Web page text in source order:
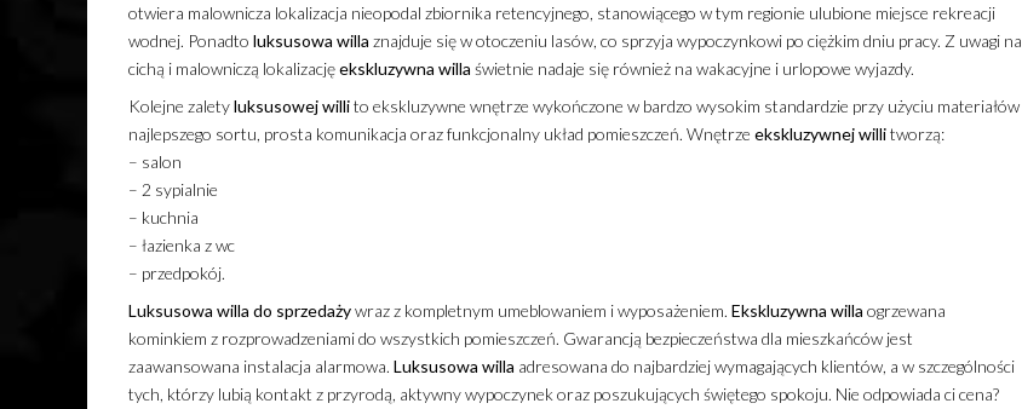
otwiera malownicza lokalizacja nieopodal zbiornika retencyjnego, stanowiącego w tym regionie ulubione miejsce rekreacji
wodnej. Ponadto luksusowa willa znajduje się w otoczeniu lasów, co sprzyja wypoczynkowi po ciężkim dniu pracy. Z uwagi na
cichą i malowniczą lokalizacjęekskluzywna willa świetnie nadaje się również na wakacyjne i urlopowe wyjazdy.
Kolejne zaletyluksusowej willito ekskluzywne wnętrze wykończone w bardzo wysokim standardzie przy użyciu materiałów
najlepszego sortu, prosta komunikacja oraz funkcjonalny układ pomieszczeń. Wnętrze ekskluzywnej willitworzą:
– salon
– 2 sypialnie
– kuchnia
– łazienka z wc
– przedpokój.
Luksusowa willa do sprzedażywraz z kompletnym umeblowaniem i wyposażeniem. Ekskluzywna willa ogrzewana
kominkiem z rozprowadzeniami do wszystkich pomieszczeń. Gwarancją bezpieczeństwa dla mieszkańców jest
zaawansowana instalacja alarmowa. Luksusowa willa adresowana do najbardziej wymagających klientów, a w szczególności
tych, którzy lubią kontakt z przyrodą, aktywny wypoczynek oraz poszukujących świętego spokoju. Nie odpowiada ci cena?